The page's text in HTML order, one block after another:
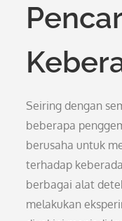
Seiring dengan
beberapa
berusaha untuk
terhadap
berbagai alat
melakukan